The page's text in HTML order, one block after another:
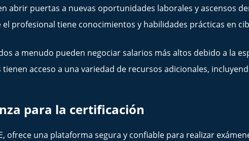
abrir puertas a nuevas oportunidades laborales y ascensos
profesional tiene conocimientos y habilidades prácticas en
a menudo pueden negociar salarios más altos debido a la
tienen acceso a una variedad de recursos adicionales,
para la certificación
ofrece una plataforma segura y confiable para realizar